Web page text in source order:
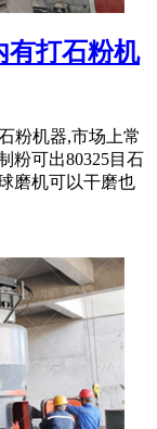
有打石粉机
粉机器,市场上常
粉可出80325目石
磨机可以干磨也